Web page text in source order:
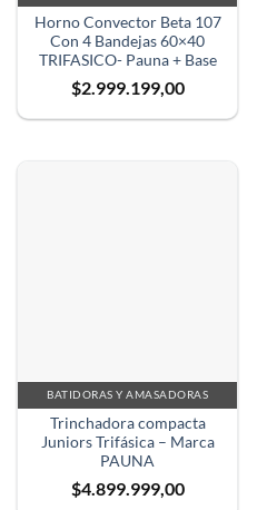
Horno Convector Beta 107
Con 4 Bandejas 60×40
TRIFASICO- Pauna + Base
$2.999.199,00
BATIDORAS Y AMASADORAS
Trinchadora compacta
Juniors Trifásica – Marca
PAUNA
$4.899.999,00